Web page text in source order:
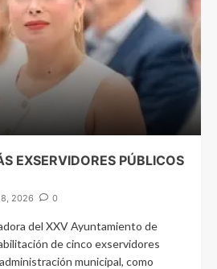
EXSERVIDORES PÚBLICOS
2026 0
del XXV Ayuntamiento de
de cinco exservidores
municipal, como